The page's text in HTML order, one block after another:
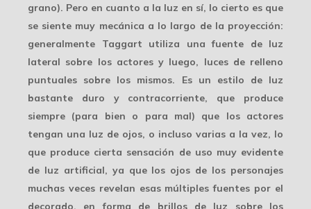
grano). Pero en cuanto a la luz en sí, lo cierto es que
se siente muy mecánica a lo largo de la proyección:
generalmente Taggart utiliza una fuente de luz
lateral sobre los actores y luego, luces de relleno
puntuales sobre los mismos. Es un estilo de luz
bastante duro y contracorriente, que produce
siempre (para bien o para mal) que los actores
tengan una luz de ojos, o incluso varias a la vez, lo
que produce cierta sensación de uso muy evidente
de luz artificial, ya que los ojos de los personajes
muchas veces revelan esas múltiples fuentes por el
decorado, en forma de brillos de luz sobre los